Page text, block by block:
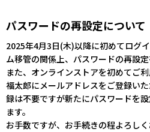
パスワードの再設定について
2025年4月3日(木)以降に初めてログ
ム移管の関係上、パスワードの再設定
また、オンラインストアを初めてご
福太郎にメールアドレスをご登録い
録は不要ですが新たにパスワードを
ます。
お手数ですが、お手続きの程よろしく